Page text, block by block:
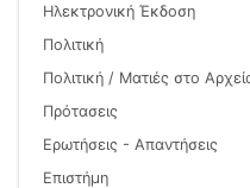
Ηλεκτρονική Έκδοση
Πολιτική
Πολιτική / Ματιές στο
Πρότασεις
Ερωτήσεις - Απαντήσεις
Επιστήμη